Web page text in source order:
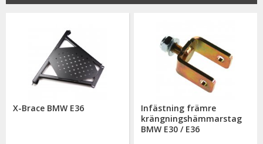
X-Brace BMW E36
Infästning främre
krängningshämmarstag
BMW E30 / E36